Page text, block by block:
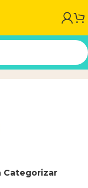
Categorizar